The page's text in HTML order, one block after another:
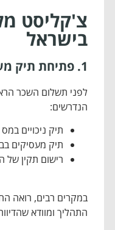
צ'קליסט
בישראל
1. פתיחת תיק מעסיק ברשויות
לפני תשלום השכר
הנדרשים:
תיק ניכויים
תיק מעסיקים
רישום תקין של
במקרים רבים, רואה
התהליך ומוודא